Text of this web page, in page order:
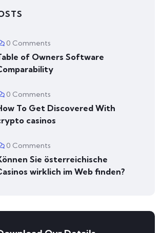
0 Comments
of Owners Software
0 Comments
To Get Discovered With
casinos
0 Comments
Sie österreichische
wirklich im Web finden?